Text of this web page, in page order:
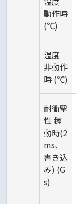
動作時
(℃)
温度
非動作
時 (℃)
耐衝撃
性 稼
動時(2
ms、
書き込
み) (G
s)